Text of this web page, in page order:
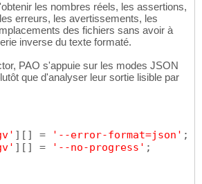
les nombres réels, les assertions,
erreurs, les avertissements, les
des fichiers sans avoir à
inverse du texte formaté.
PAO s'appuie sur les modes JSON
que d'analyser leur sortie lisible par
] [ ] = '--error-format=json'
] [ ] = '--no-progress' ;